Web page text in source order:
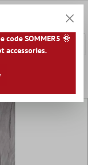
Elmwood
SOMMER5 🌞
accessories.